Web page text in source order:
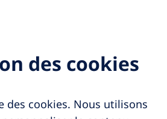
des cookies
des cookies. Nous utilisons